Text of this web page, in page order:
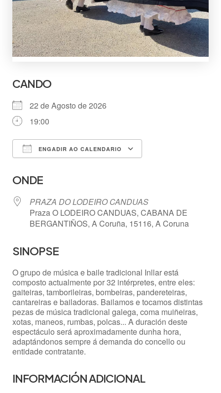
CANDO
22 de Agosto de 2026
19:00
ENGADIR AO CALENDARIO
ONDE
PRAZA DO LODEIRO CANDUAS
Praza O LODEIRO CANDUAS, CABANA DE
BERGANTIÑOS, A Coruña, 15116, A Coruna
SINOPSE
O grupo de música e baile tradicional Inllar está
composto actualmente por 32 intérpretes, entre eles:
gaiteiras, tamborileiras, bombeiras, pandereteiras,
cantareiras e bailadoras. Bailamos e tocamos distintas
pezas de música tradicional galega, coma muiñeiras,
xotas, maneos, rumbas, polcas... A duración deste
espectáculo será aproximadamente dunha hora,
adaptándonos sempre á demanda do concello ou
entidade contratante.
INFORMACIÓN ADICIONAL